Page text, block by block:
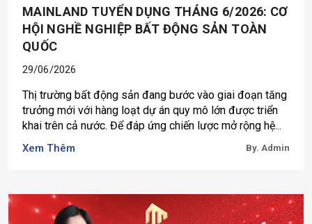
MAINLAND TUYỂN DỤNG THÁNG 6/2026: CƠ
HỘI NGHỀ NGHIỆP BẤT ĐỘNG SẢN TOÀN
QUỐC
29/06/2026
Thị trường bất động sản đang bước vào giai đoạn tăng
trưởng mới với hàng loạt dự án quy mô lớn được triển
khai trên cả nước. Để đáp ứng chiến lược mở rộng hệ...
Xem Thêm By. Admin